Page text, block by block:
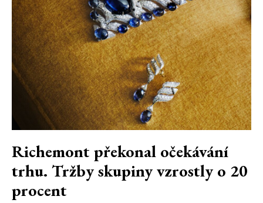
Richemont překonal očekávání
trhu. Tržby skupiny vzrostly o 20
procent